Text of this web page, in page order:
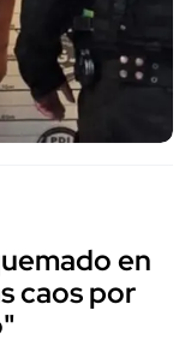
en
caos por